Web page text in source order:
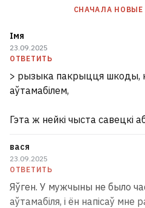
СНАЧАЛА НОВЫE
Імя
23.09.2025
ОТВЕТИТЬ
> рызыка пакрыцця шкоды,
аўтамабілем,
Гэта ж нейкі чыста савецкі
вася
23.09.2025
ОТВЕТИТЬ
Яўген. У мужчыны не было
аўтамабіля, і ён напісаў мне